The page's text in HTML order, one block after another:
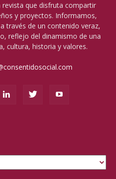
revista que disfruta compartir
y proyectos. Informamos,
través de un contenido veraz,
reflejo del dinamismo de una
cultura, historia y valores.